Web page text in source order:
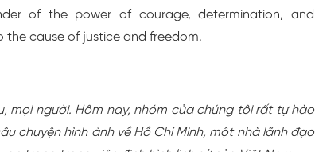
of the power of courage, determination, and
the cause of justice and freedom.
mọi người. Hôm nay, nhóm của chúng tôi rất tự hào
chuyện hình ảnh về Hồ Chí Minh, một nhà lãnh đạo